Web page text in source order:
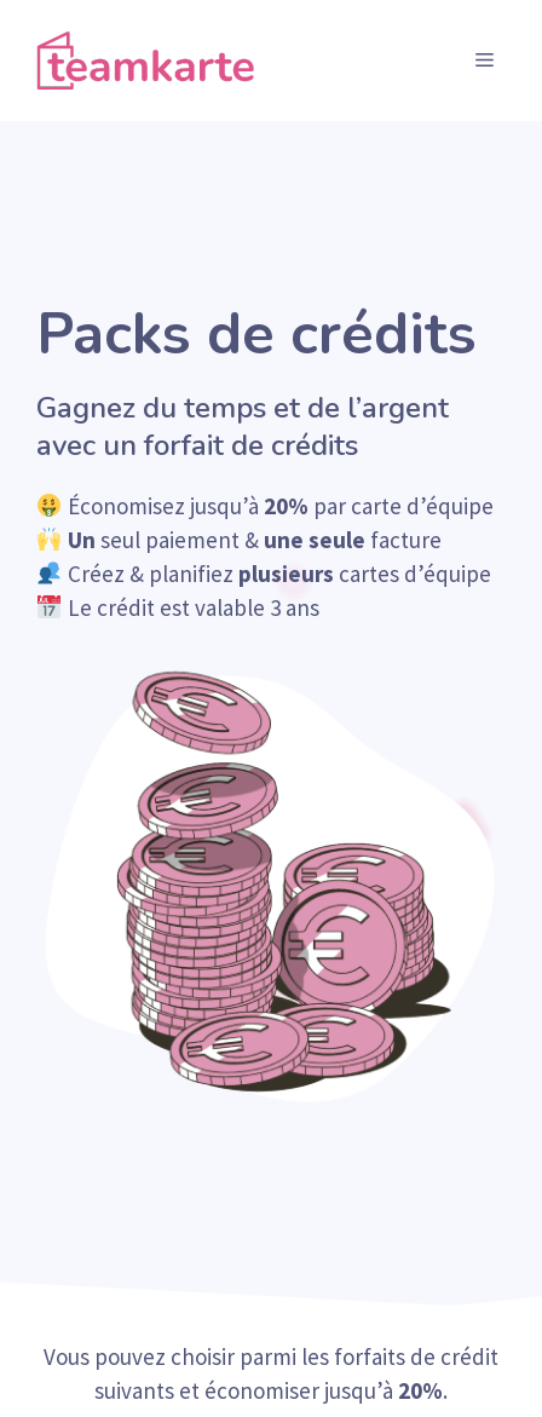
contenu
Menu
Packs de crédits
Gagnez du temps et de l’argent
avec un forfait de crédits
Économisez jusqu’à 20% par carte d’équipe
Un seul paiement & une seule facture
Créez & planifiez plusieurs cartes d’équipe
Le crédit est valable 3 ans
Vous pouvez choisir parmi les forfaits de crédit
suivants et économiser jusqu’à 20%.